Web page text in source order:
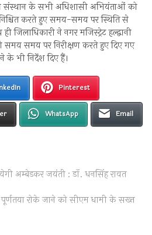
के सभी अधिशासी अभियंताओं को
करते हुए समय-समय पर स्थिति से
जिलाधिकारी ने नगर मजिस्ट्रेट हल्द्वानी
समय समय पर निरीक्षण करते हुए दिए गए
के भी निर्देश दिए हैं।
Pinterest
WhatsApp Email
अम्बेडकर जयंती : डॉ. धनसिंह रावत
पूर्णतया रोके जाने को सीएम धामी के सख्त